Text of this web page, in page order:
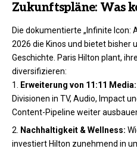
Zukunftspläne: Was
Die dokumentierte „Infinite Icon:
2026 die Kinos und bietet bisher
Geschichte. Paris Hilton plant,
diversifizieren:
Erweiterung von 11:11 Media:
Divisionen in TV, Audio, Impact
Content-Pipeline weiter
Nachhaltigkeit & Wellness:
investiert Hilton zunehmend in